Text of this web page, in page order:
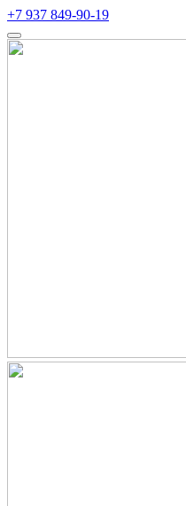
+7 937 849-90-19